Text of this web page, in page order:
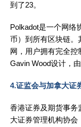
到了23。
Polkadot是一个网络
币）到所有区块链。
网，用户拥有完全控
Gavin Wood设计，
4.证监会与加拿大证
香港证券及期货事务
大证券管理机构协会